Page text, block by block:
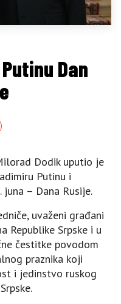
Dan
Dodik uputio je
Putinu i
– Dana Rusije.
uvaženi građani
Republike Srpske i u
čestitke povodom
praznika koji
i jedinstvo ruskog